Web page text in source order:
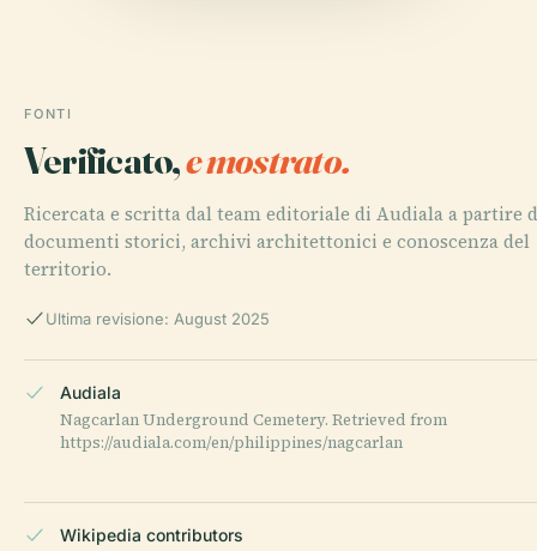
FONTI
Verificato,e mostrato.
Ricercata e scritta dal team editoriale di Audiala a partire
documenti storici, archivi architettonici e conoscenza del
territorio.
Ultima revisione: August 2025
Audiala
Nagcarlan Underground Cemetery. Retrieved from
https://audiala.com/en/philippines/nagcarlan
Wikipedia contributors